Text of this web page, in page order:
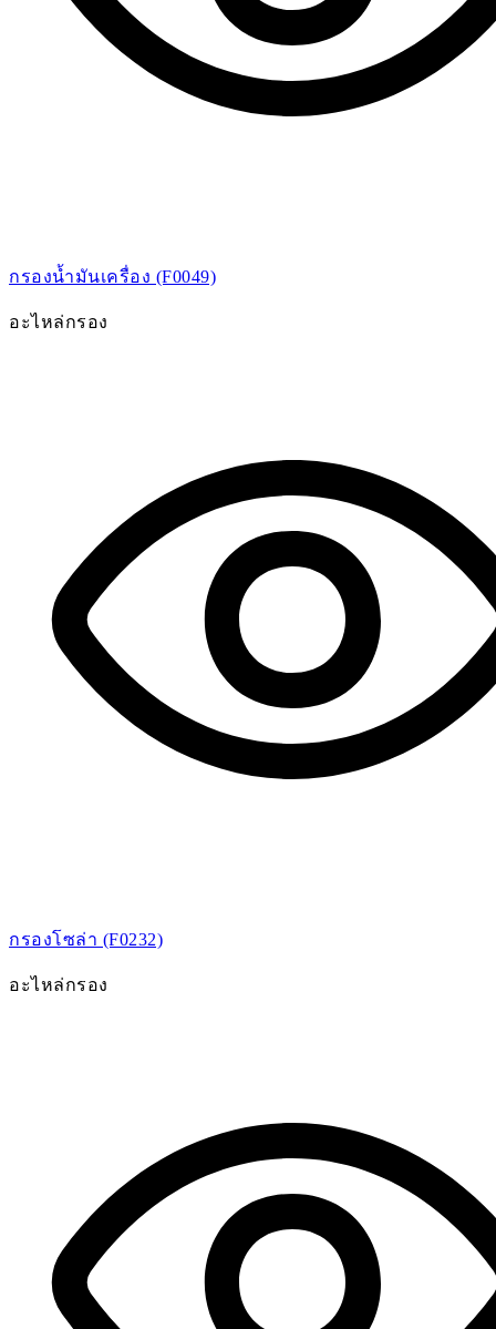
กรองน้ำมันเครื่อง (F0049)
อะไหล่กรอง
กรองโซล่า (F0232)
อะไหล่กรอง